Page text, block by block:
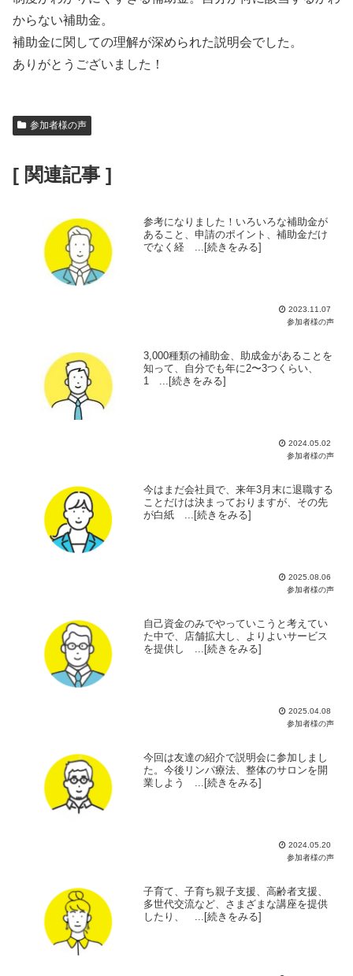
からない補助金。
補助金に関しての理解が深められた説明会でした。
ありがとうございました！
参加者様の声
[ 関連記事 ]
参考になりました！いろいろな補助金が
あること、申請のポイント、補助金だけ
でなく経 ...[続きをみる]
2023.11.07
参加者様の声
3,000種類の補助金、助成金があることを
知って、自分でも年に2〜3つくらい、
1 ...[続きをみる]
2024.05.02
参加者様の声
今はまだ会社員で、来年3月末に退職する
ことだけは決まっておりますが、その先
が白紙 ...[続きをみる]
2025.08.06
参加者様の声
自己資金のみでやっていこうと考えてい
た中で、店舗拡大し、よりよいサービス
を提供し ...[続きをみる]
2025.04.08
参加者様の声
今回は友達の紹介で説明会に参加しまし
た。今後リンパ療法、整体のサロンを開
業しよう ...[続きをみる]
2024.05.20
参加者様の声
子育て、子育ち親子支援、高齢者支援、
多世代交流など、さまざまな講座を提供
したり、 ...[続きをみる]